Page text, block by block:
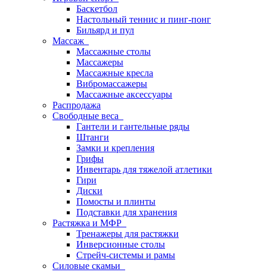
Баскетбол
Настольный теннис и пинг-понг
Бильярд и пул
Массаж
Массажные столы
Массажеры
Массажные кресла
Вибромассажеры
Массажные аксессуары
Распродажа
Свободные веса
Гантели и гантельные ряды
Штанги
Замки и крепления
Грифы
Инвентарь для тяжелой атлетики
Гири
Диски
Помосты и плинты
Подставки для хранения
Растяжка и МФР
Тренажеры для растяжки
Инверсионные столы
Стрейч-системы и рамы
Силовые скамьи